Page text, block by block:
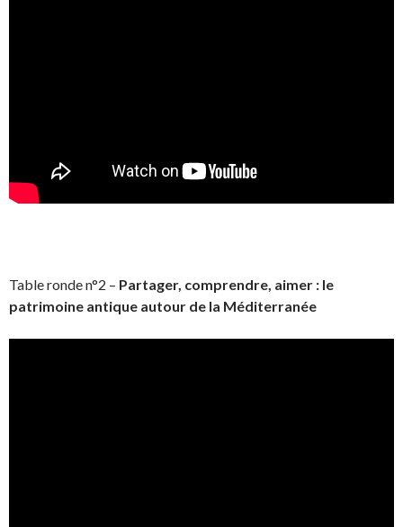
Table ronde n°2 – Partager, comprendre, aimer : le
patrimoine antique autour de la Méditerranée